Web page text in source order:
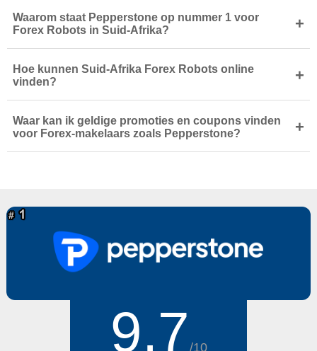
Waarom staat Pepperstone op nummer 1 voor
Forex Robots in Suid-Afrika?
+
Hoe kunnen Suid-Afrika Forex Robots online
vinden?
+
Waar kan ik geldige promoties en coupons vinden
voor Forex-makelaars zoals Pepperstone?
+
9.7 /10